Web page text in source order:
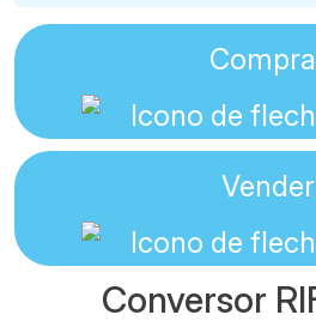
Vender
Conversor